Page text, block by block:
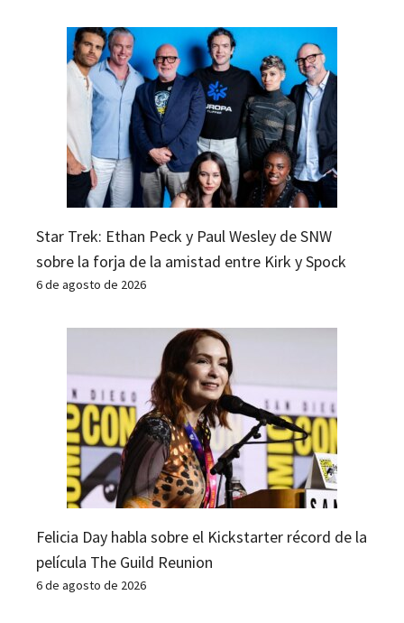
Star Trek: Ethan Peck y Paul Wesley de SNW
sobre la forja de la amistad entre Kirk y Spock
6 de agosto de 2026
Felicia Day habla sobre el Kickstarter récord de la
película The Guild Reunion
6 de agosto de 2026